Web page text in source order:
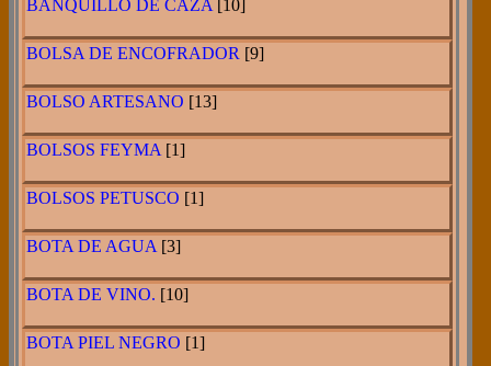
BANQUILLO DE CAZA [10]
BOLSA DE ENCOFRADOR [9]
BOLSO ARTESANO [13]
BOLSOS FEYMA [1]
BOLSOS PETUSCO [1]
BOTA DE AGUA [3]
BOTA DE VINO. [10]
BOTA PIEL NEGRO [1]